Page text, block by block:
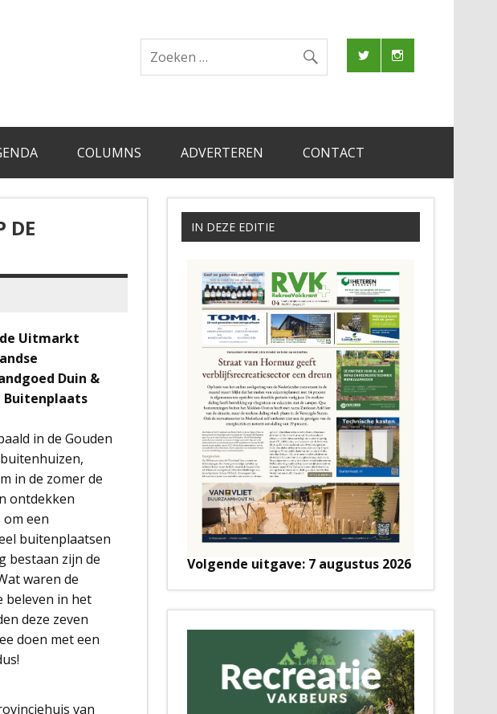
COLUMNS ADVERTEREN CONTACT
DE
de Uitmarkt
Duin &
Buitenplaats
in de Gouden
in de zomer de
ontdekken
een
buitenplaatsen
bestaan zijn de
waren de
beleven in het
deze zeven
doen met een
van
IN DEZE EDITIE
Volgende uitgave: 7 augustus 2026